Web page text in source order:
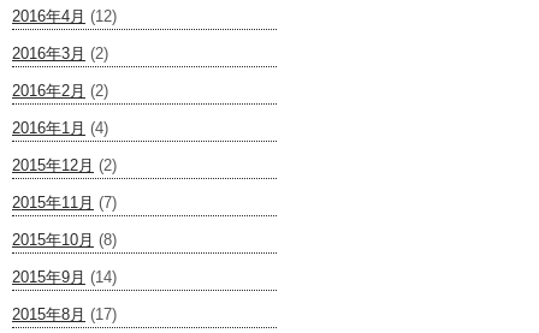
2016年4月 (12)
2016年3月 (2)
2016年2月 (2)
2016年1月 (4)
2015年12月 (2)
2015年11月 (7)
2015年10月 (8)
2015年9月 (14)
2015年8月 (17)